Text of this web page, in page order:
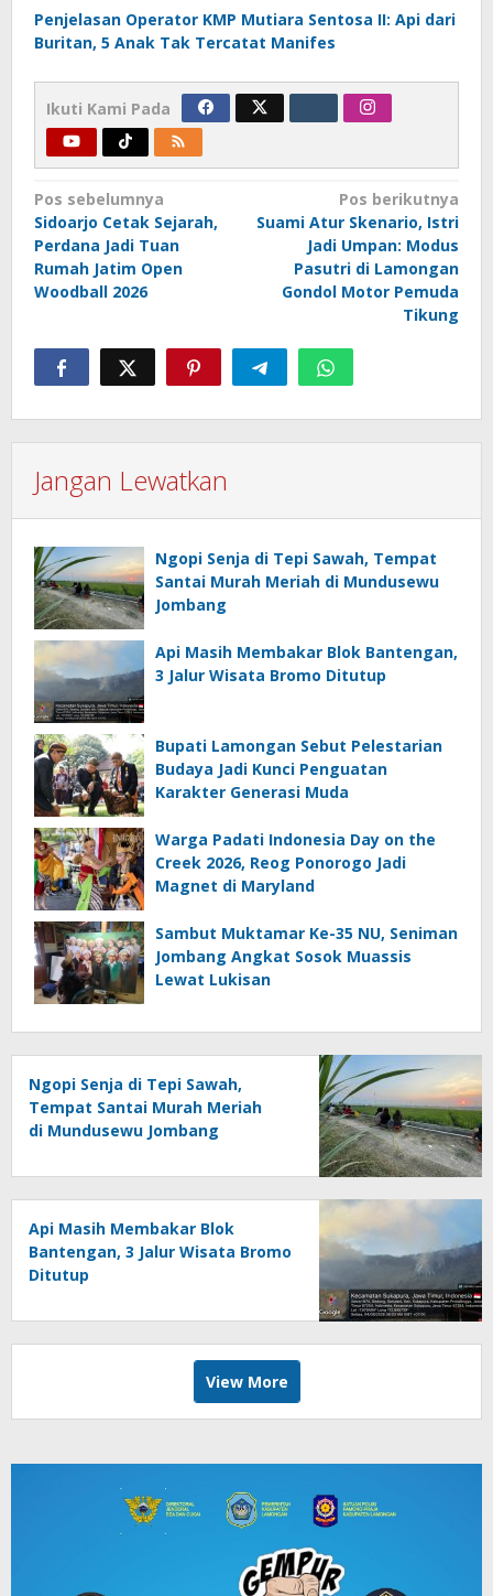
Penjelasan Operator KMP Mutiara Sentosa II: Api dari
Buritan, 5 Anak Tak Tercatat Manifes
Ikuti Kami Pada
Navigasi
pos
Pos sebelumnya
Sidoarjo Cetak Sejarah,
Perdana Jadi Tuan
Rumah Jatim Open
Woodball 2026
Pos berikutnya
Suami Atur Skenario, Istri
Jadi Umpan: Modus
Pasutri di Lamongan
Gondol Motor Pemuda
Tikung
Jangan Lewatkan
Ngopi Senja di Tepi Sawah, Tempat
Santai Murah Meriah di Mundusewu
Jombang
Api Masih Membakar Blok Bantengan,
3 Jalur Wisata Bromo Ditutup
Bupati Lamongan Sebut Pelestarian
Budaya Jadi Kunci Penguatan
Karakter Generasi Muda
Warga Padati Indonesia Day on the
Creek 2026, Reog Ponorogo Jadi
Magnet di Maryland
Sambut Muktamar Ke-35 NU, Seniman
Jombang Angkat Sosok Muassis
Lewat Lukisan
Ngopi Senja di Tepi Sawah,
Tempat Santai Murah Meriah
di Mundusewu Jombang
Api Masih Membakar Blok
Bantengan, 3 Jalur Wisata Bromo
Ditutup
View More